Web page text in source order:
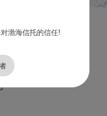
渤海信托的信任!